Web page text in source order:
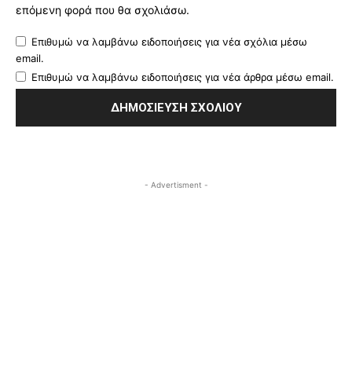
επόμενη φορά που θα σχολιάσω.
Επιθυμώ να λαμβάνω ειδοποιήσεις για νέα σχόλια μέσω
email.
Επιθυμώ να λαμβάνω ειδοποιήσεις για νέα άρθρα μέσω email.
- Advertisment -